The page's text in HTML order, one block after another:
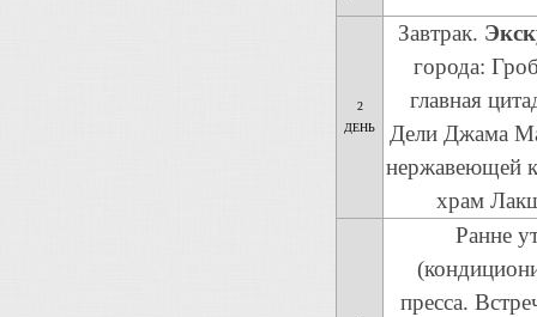
2
ДЕНЬ
Завтрак.
города:
главная
Дели Джама
нержавеющей
храм
Ранне
пресса.